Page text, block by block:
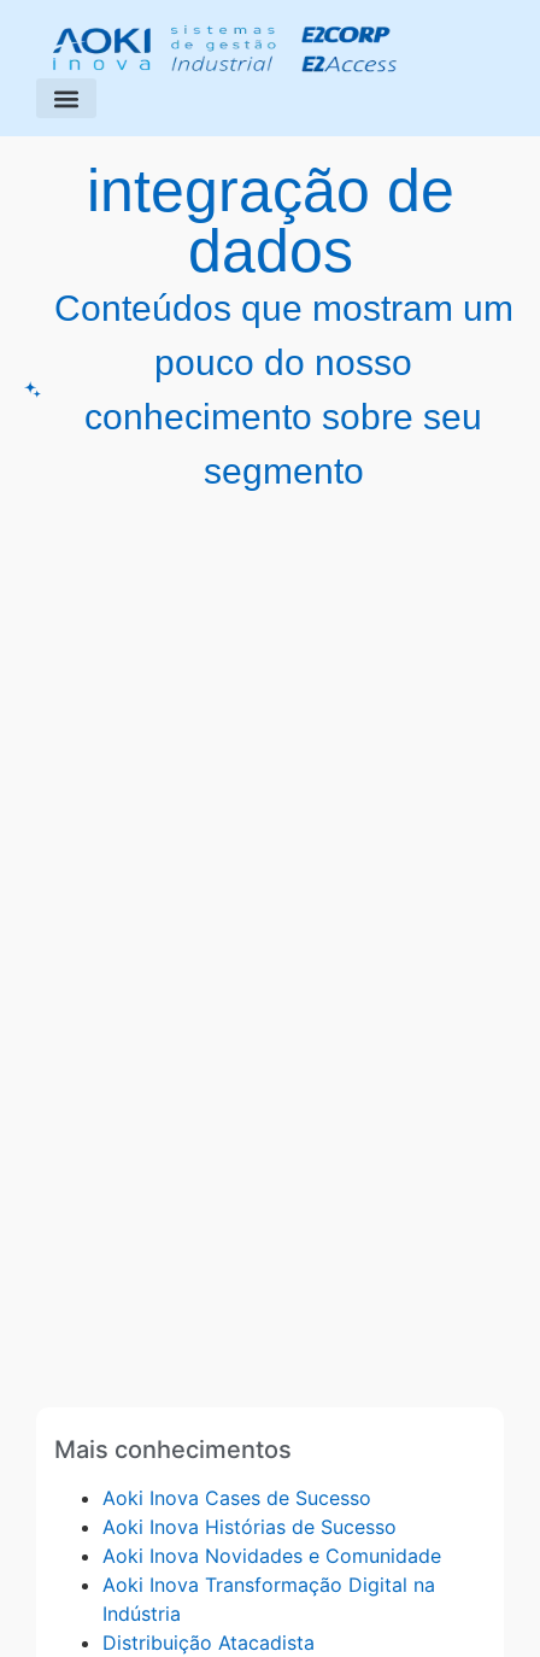
integração de
dados
Conteúdos que mostram um
pouco do nosso
conhecimento sobre seu
segmento
Mais conhecimentos
Aoki Inova Cases de Sucesso
Aoki Inova Histórias de Sucesso
Aoki Inova Novidades e Comunidade
Aoki Inova Transformação Digital na
Indústria
Distribuição Atacadista